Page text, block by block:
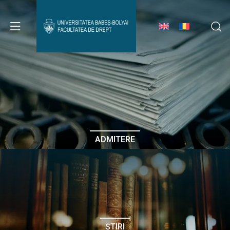
Avizier Studenți
Studii
Admitere
Erasmus & Internațional
Despre Facultate
ADMITERE
ȘTIRI